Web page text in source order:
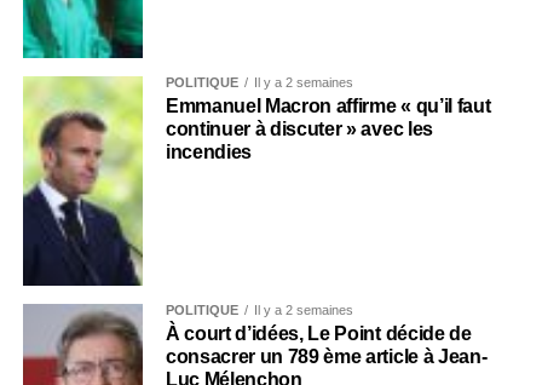
POLITIQUE Il y a 2 semaines
Emmanuel Macron affirme « qu’il faut
continuer à discuter » avec les
incendies
POLITIQUE Il y a 2 semaines
À court d’idées, Le Point décide de
consacrer un 789 ème article à Jean-
Luc Mélenchon